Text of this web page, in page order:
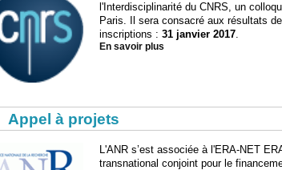
l'Interdisciplinarité du CNRS, un
Paris. Il sera consacré aux résultats
inscriptions : 31 janvier 2017.
En savoir plus
Appel à projets
L'ANR s’est associée à l'ERA-NET
transnational conjoint pour le